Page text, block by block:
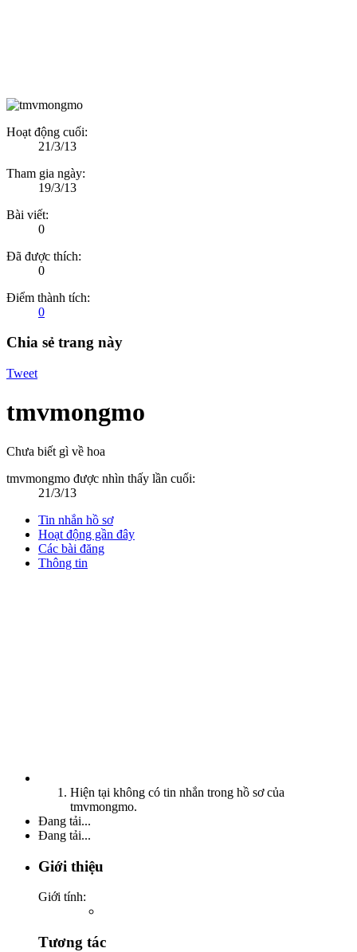
Hoạt động cuối:
21/3/13
Tham gia ngày:
19/3/13
Bài viết:
0
Đã được thích:
0
Điểm thành tích:
0
Chia sẻ trang này
Tweet
tmvmongmo
Chưa biết gì về hoa
tmvmongmo được nhìn thấy lần cuối:
21/3/13
Tin nhắn hồ sơ
Hoạt động gần đây
Các bài đăng
Thông tin
Hiện tại không có tin nhắn trong hồ sơ của
tmvmongmo.
Đang tải...
Đang tải...
Giới thiệu
Giới tính:
Tương tác